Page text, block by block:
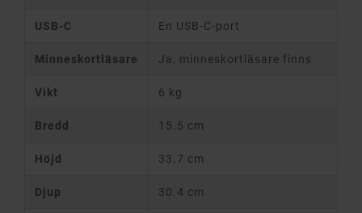
USB-C En USB-C-port
Minneskortläsare Ja, minneskortläsare finns
Vikt 6 kg
Bredd 15.5 cm
Höjd 33.7 cm
Djup 30.4 cm